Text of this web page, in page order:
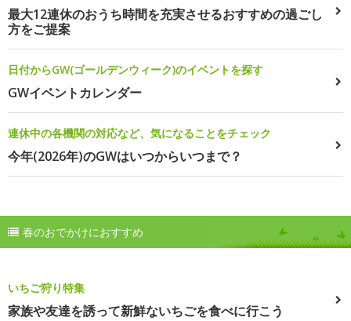
最大12連休のおうち時間を充実させるおすすめの過ごし
方をご提案
日付からGW(ゴールデンウィーク)のイベントを探す
GWイベントカレンダー
連休中の各機関の対応など、気になることをチェック
今年(2026年)のGWはいつからいつまで？
春のおでかけにおすすめ
いちご狩り特集
家族や友達を誘って新鮮ないちごを食べに行こう